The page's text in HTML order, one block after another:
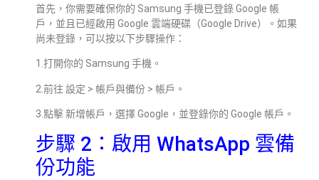
首先，你需要確保你的 Samsung 手機已登錄 Google 帳
戶，並且已經啟用 Google 雲端硬碟（Google Drive）。如果
尚未登錄，可以按以下步驟操作：
1.打開你的 Samsung 手機。
2.前往 設定 > 帳戶與備份 > 帳戶。
3.點擊 新增帳戶，選擇 Google，並登錄你的 Google 帳戶。
步驟 2：啟用 WhatsApp 雲備
份功能